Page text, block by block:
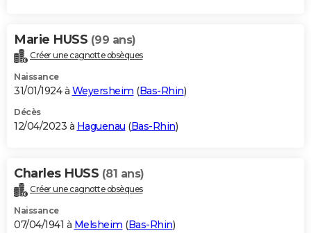
Marie HUSS (99 ans)
Créer une cagnotte obsèques
Naissance
31/01/1924 à Weyersheim (Bas-Rhin)
Décès
12/04/2023 à Haguenau (Bas-Rhin)
Charles HUSS (81 ans)
Créer une cagnotte obsèques
Naissance
07/04/1941 à Melsheim (Bas-Rhin)